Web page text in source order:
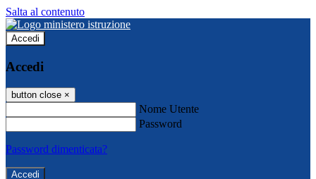
Salta al contenuto
Accedi
Accedi
button close ×
Nome Utente
Password
Password dimenticata?